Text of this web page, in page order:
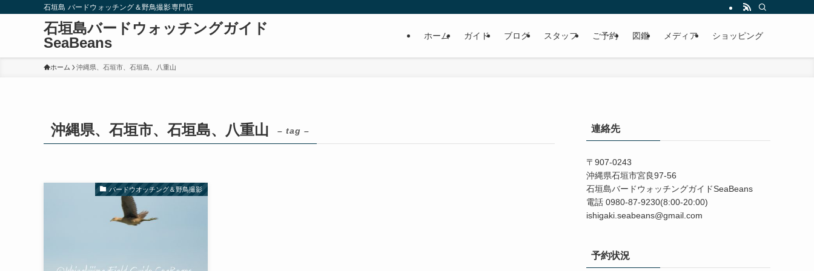
石垣島 バードウォッチング＆野鳥撮影専門店
石垣島バードウォッチングガイド
SeaBeans
ホーム ガイド ブログ スタッフ ご予約 図鑑 メディア ショッピング
ホーム 沖縄県、石垣市、石垣島、八重山
沖縄県、石垣市、石垣島、八重山 – tag –
バードウオッチング＆野鳥撮影
連絡先
〒907-0243
沖縄県石垣市宮良97-56
石垣島バードウォッチングガイドSeaBeans
電話 0980-87-9230(8:00-20:00)
ishigaki.seabeans@gmail.com
予約状況